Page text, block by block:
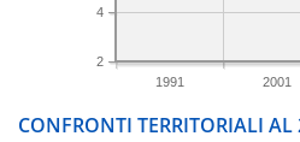
1991 2001
2
4
CONFRONTI TERRITORIALI AL